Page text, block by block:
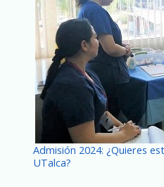
Admisión 2024: ¿Quieres
UTalca?